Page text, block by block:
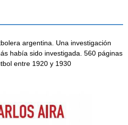
argentina. Una investigación
había sido investigada. 560 páginas
entre 1920 y 1930